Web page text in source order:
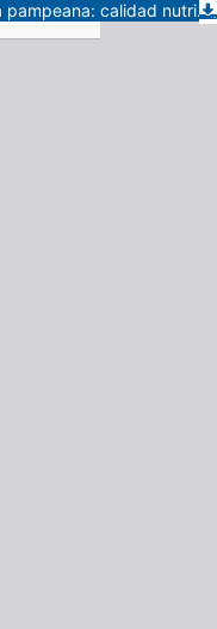
Reposicionamiento de la carne ovina pampeana: calidad nutricional y estrategias de valorización